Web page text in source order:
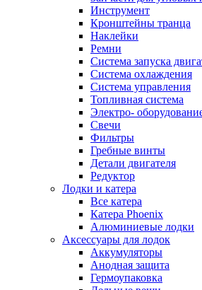
Инструмент
Кронштейны транца
Наклейки
Ремни
Система запуска
Система охлаждения
Система управления
Топливная система
Электро-
Свечи
Фильтры
Гребные винты
Детали двигателя
Редуктор
Лодки и катера
Все катера
Катера Phoenix
Алюминиевые лодки
Аксессуары для лодок
Аккумуляторы
Анодная защита
Гермоупаковка